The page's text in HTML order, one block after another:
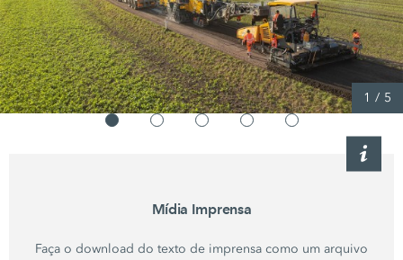
1 / 5
Mídia Imprensa
Faça o download do texto de imprensa como um arquivo